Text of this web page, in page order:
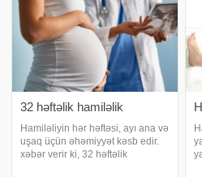
32 həftəlik hamiləlik
Hamiləliyin hər həftəsi, ayı ana və
uşaq üçün əhəmiyyət kəsb edir.
xəbər verir ki, 32 həftəlik